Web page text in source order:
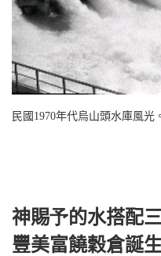
民國 1970年代烏山頭水庫風光
神賜予的水搭配
豐美富饒穀倉誕生